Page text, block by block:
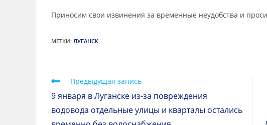
Приносим свои извинения за временные неудобства и
МЕТКИ: ЛУГАНСК
Предыдущая запись
9 января в Луганске из-за повреждения
водовода отдельные улицы и кварталы остались